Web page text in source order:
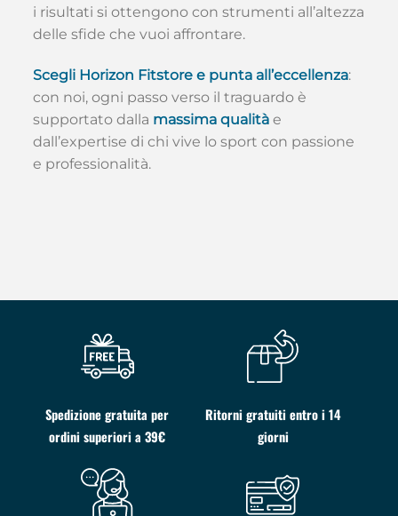
i risultati si ottengono con strumenti all’altezza
delle sfide che vuoi affrontare.
Scegli Horizon Fitstore e punta all’eccellenza:
con noi, ogni passo verso il traguardo è
supportato dalla massima qualità e
dall’expertise di chi vive lo sport con passione
e professionalità.
Spedizione gratuita per
ordini superiori a 39€
Ritorni gratuiti entro i 14
giorni